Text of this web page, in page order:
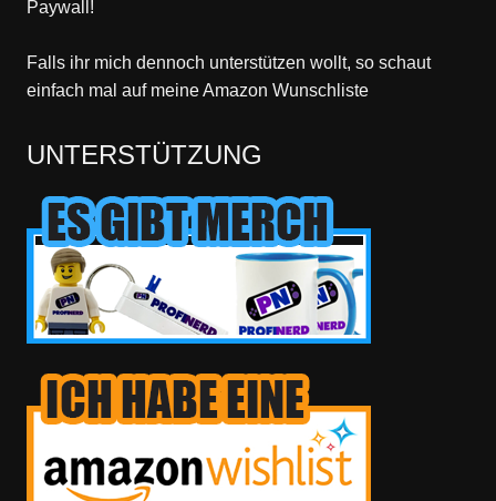
Paywall!
Falls ihr mich dennoch unterstützen wollt, so schaut
einfach mal auf meine Amazon Wunschliste
UNTERSTÜTZUNG